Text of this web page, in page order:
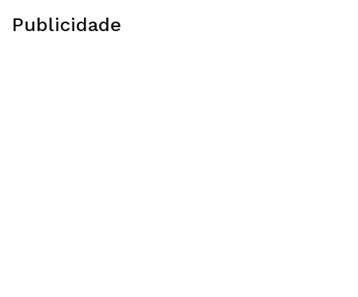
Publicidade